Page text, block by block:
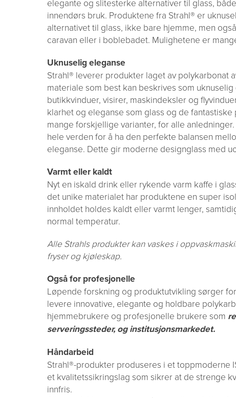
elegante og slitesterke alternativer til glass,
innendørs bruk. Produktene fra Strahl® er
alternativet til glass, ikke bare hjemme, men
caravan eller i boblebadet. Mulighetene er
Uknuselig eleganse
Strahl® leverer produkter laget av polykarbonat
materiale som best kan beskrives som
butikkvinduer, visirer, maskindeksler og
klarhet og eleganse som glass og de
mange forskjellige varianter, for alle
hele verden for å ha den perfekte balansen
eleganse. Dette gir moderne designglass med
Varmt eller kaldt
Nyt en iskald drink eller rykende varm kaffe i
det unike materialet har produktene en super
innholdet holdes kaldt eller varmt lenger,
normal temperatur.
Alle Strahls produkter kan vaskes i
fryser og kjøleskap.
Også for profesjonelle
Løpende forskning og produktutvikling sørger
levere innovative, elegante og holdbare
hjemmebrukere og profesjonelle brukere som
serveringssteder, og institusjonsmarkedet.
Håndarbeid
Strahl®-produkter produseres i et toppmoderne
et kvalitetssikringslag som sikrer at de strenge
innfris.